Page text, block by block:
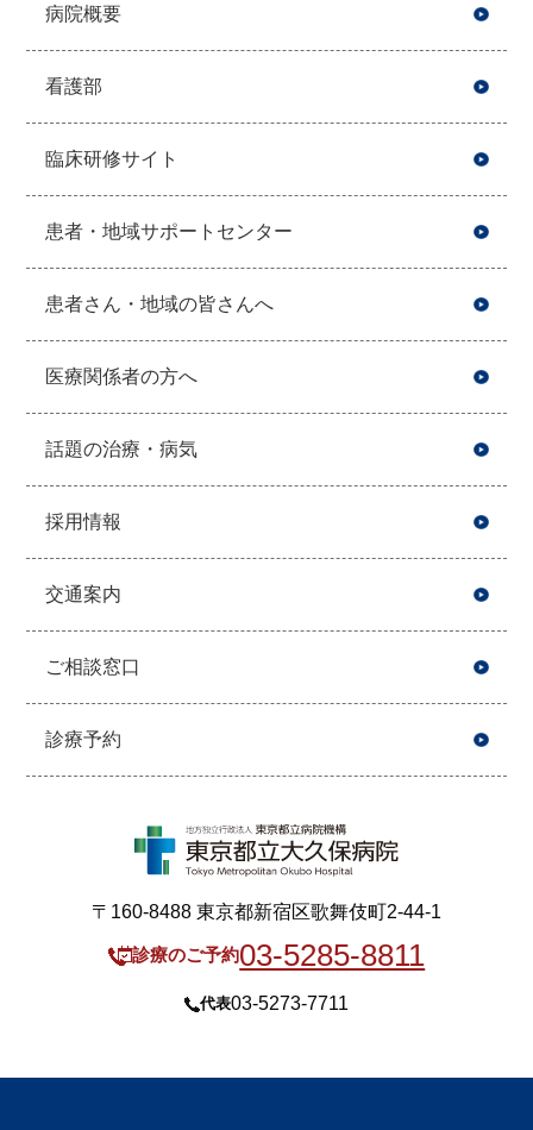
病院概要
看護部
臨床研修サイト
患者・地域サポートセンター
患者さん・地域の皆さんへ
医療関係者の方へ
話題の治療・病気
採用情報
交通案内
ご相談窓口
診療予約
〒160-8488 東京都新宿区歌舞伎町2-44-1
診療のご予約03-5285-8811
代表03-5273-7711